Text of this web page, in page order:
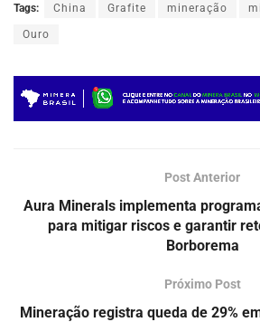
Tags: China Grafite mineração
Ouro
Post Anterior
Aura Minerals implementa
para mitigar riscos e garantir
Borborema
Próximo Post
Mineração registra queda de 29%